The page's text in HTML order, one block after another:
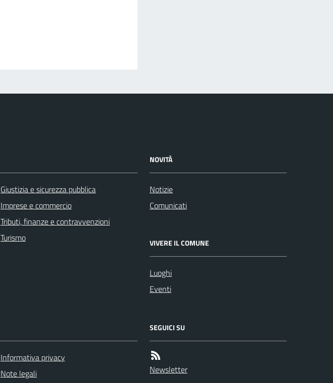
Giustizia e sicurezza pubblica
Imprese e commercio
Tributi, finanze e contravvenzioni
Turismo
NOVITÀ
Notizie
Comunicati
VIVERE IL COMUNE
Luoghi
Eventi
Informativa privacy
Note legali
SEGUICI SU
Newsletter